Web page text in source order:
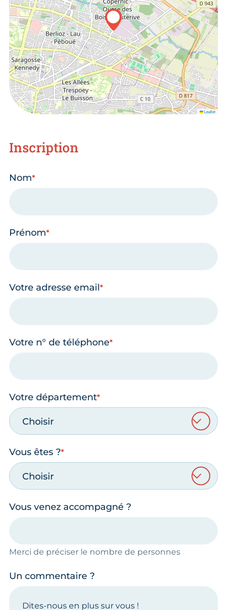
Leaflet
Inscription
Nom
Prénom
Votre adresse email
Votre n° de téléphone
Votre département
Choisir
Vous êtes ?
Choisir
Vous venez accompagné ?
Merci de préciser le nombre de personnes
Un commentaire ?